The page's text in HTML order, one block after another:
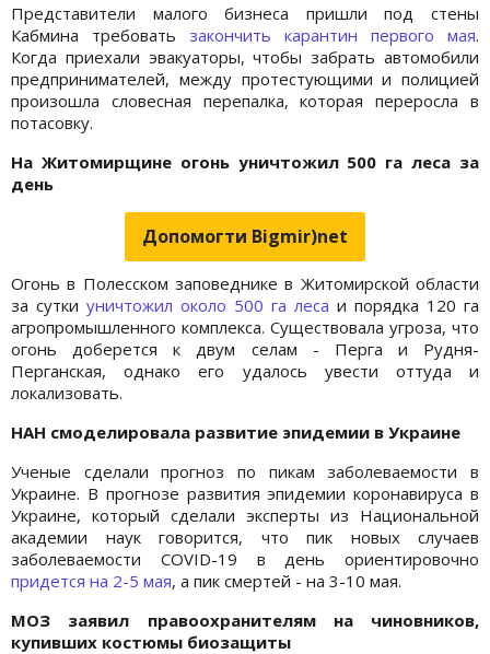
Представители малого бизнеса пришли под стены
Кабмина требовать закончить карантин первого мая.
Когда приехали эвакуаторы, чтобы забрать автомобили
предпринимателей, между протестующими и полицией
произошла словесная перепалка, которая переросла в
потасовку.
На Житомирщине огонь уничтожил 500 га леса за
день
Допомогти Bigmir)net
Огонь в Полесском заповеднике в Житомирской области
за сутки уничтожил около 500 га леса и порядка 120 га
агропромышленного комплекса. Существовала угроза, что
огонь доберется к двум селам - Перга и Рудня-
Перганская, однако его удалось увести оттуда и
локализовать.
НАН смоделировала развитие эпидемии в Украине
Ученые сделали прогноз по пикам заболеваемости в
Украине. В прогнозе развития эпидемии коронавируса в
Украине, который сделали эксперты из Национальной
академии наук говорится, что пик новых случаев
заболеваемости COVID-19 в день ориентировочно
придется на 2-5 мая, а пик смертей - на 3-10 мая.
МОЗ заявил правоохранителям на чиновников,
купивших костюмы биозащиты